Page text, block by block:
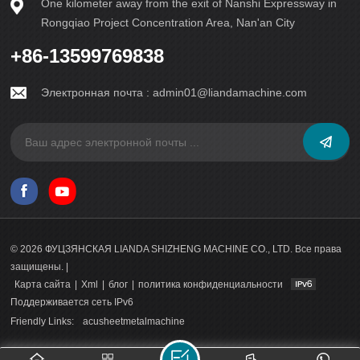
вибрационным блок-машинами в конечном итоге зависит
от индивидуальных предпочтений и требований проекта.
возможностью настройки, а вибрационная модель
отличается скоростью и равномерностью. Какой бы
технологические инновации и инженерное мастерство,
One kilometer away from the exit of Nanshi Expressway in
Rongqiao Project Concentration Area, Nan'an City
+86-13599769838
Электронная почта :admin01@liandamachine.com
© 2026 ФУЦЗЯНСКАЯ LIANDA SHIZHENG MACHINE CO., LTD. Все права
защищены. |
Карта сайта | Xml | блог | политика конфиденциальности
Поддерживается сеть IPv6
Friendly Links:
acusheetmetalmachine